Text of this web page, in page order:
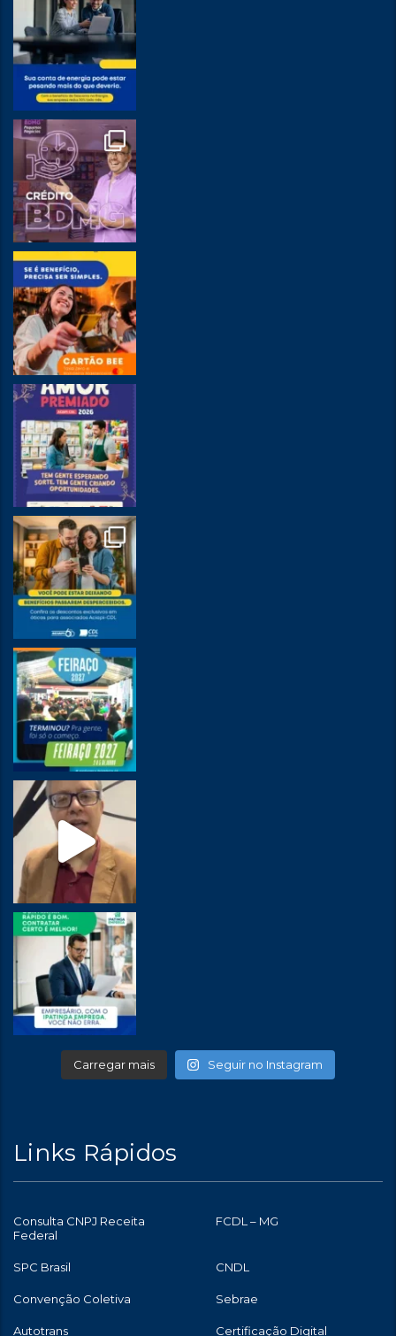
Carregar mais Seguir no Instagram
Links Rápidos
Consulta CNPJ Receita
Federal
FCDL – MG
SPC Brasil CNDL
Convenção Coletiva Sebrae
Autotrans Certificação Digital